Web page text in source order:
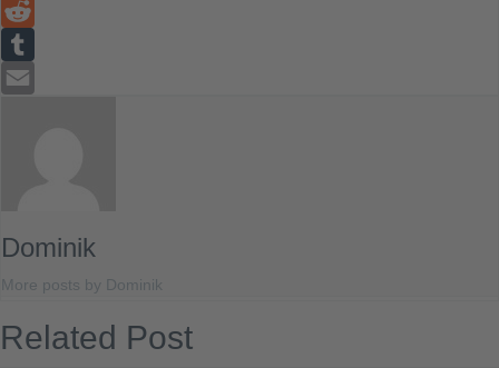
LinkedIn
Reddit
Tumblr
Dominik
More posts by Dominik
Related Post